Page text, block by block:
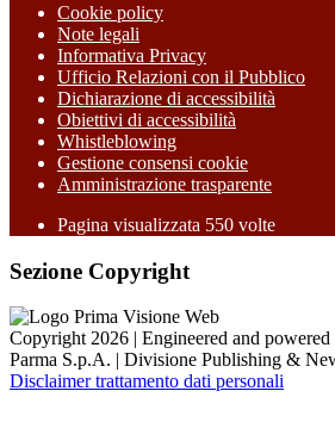
Cookie policy
Note legali
Informativa Privacy
Ufficio Relazioni con il Pubblico
Dichiarazione di accessibilità
Obiettivi di accessibilità
Whistleblowing
Gestione consensi cookie
Amministrazione trasparente
Pagina visualizzata 550 volte
Sezione Copyright
Copyright 2026 | Engineered and
Parma S.p.A. | Divisione Publishing &
Disclaimer trattamento dati personali